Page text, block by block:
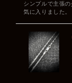
シンプルで主張
気に入りました。